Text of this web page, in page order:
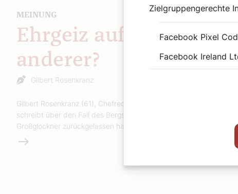
MEINUNG
Ehrgeiz auf Kosten
anderer?
Gilbert Rosenkranz
Gilbert Rosenkranz (61), Chefredakteur des Tiroler SONNTAG,
schreibt über den Fall des Bergsteigers, der seine Freundin am
Großglockner zurückgelassen hatte.
Weiterlesen
Zielgruppengerechte
Facebook Pixel
Facebook Ireland